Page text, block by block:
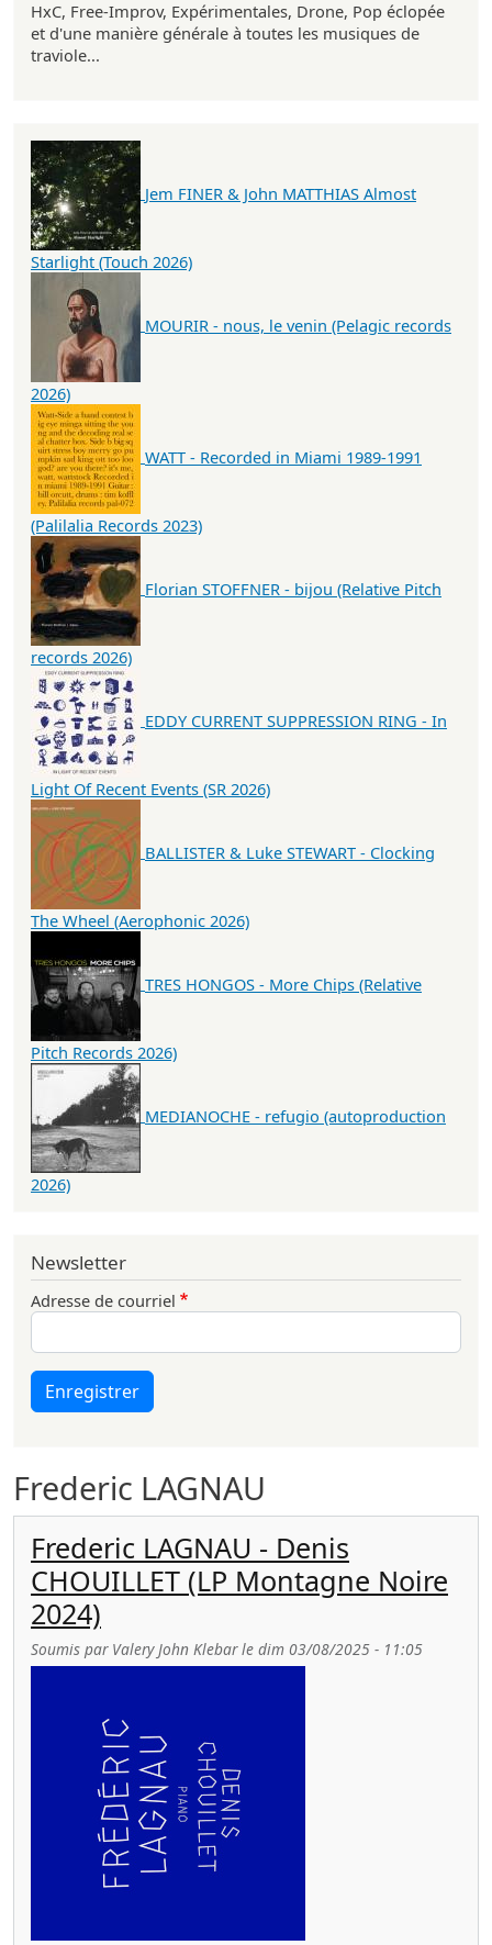
Frederic LAGNAU
Frederic LAGNAU - Denis
CHOUILLET (LP Montagne Noire
2024)
Soumis par Valery John Klebarle dim 03/08/2025 - 11:05
HxC, Free-Improv, Expérimentales, Drone, Pop éclopée
et d'une manière générale à toutes les musiques de
traviole...
Jem FINER & John MATTHIAS Almost
Starlight (Touch 2026)
MOURIR - nous, le venin (Pelagic records
2026)
WATT - Recorded in Miami 1989-1991
(Palilalia Records 2023)
Florian STOFFNER - bijou (Relative Pitch
records 2026)
EDDY CURRENT SUPPRESSION RING - In
Light Of Recent Events (SR 2026)
BALLISTER & Luke STEWART - Clocking
The Wheel (Aerophonic 2026)
TRES HONGOS - More Chips (Relative
Pitch Records 2026)
MEDIANOCHE - refugio (autoproduction
2026)
Newsletter
Adresse de courriel
Enregistrer